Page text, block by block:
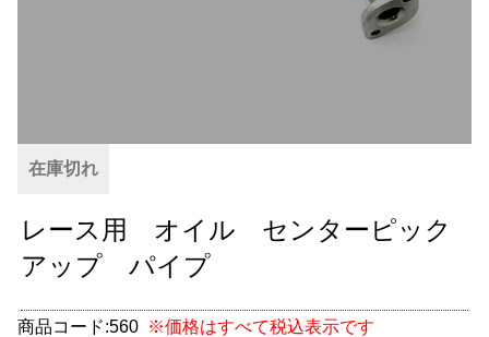
お得なセット商品
チームマルヤマ
デルタ秘蔵のレーシングコレクション
パーツ種別から選ぶ
在庫切れ
レース用 オイル センターピック
アップ パイプ
商品コード:560 ※価格はすべて税込表示です